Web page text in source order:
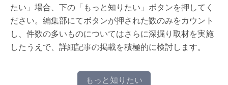
たい」場合、下の「もっと知りたい」ボタンを押してく
ださい。編集部にてボタンが押された数のみをカウント
し、件数の多いものについてはさらに深掘り取材を実施
したうえで、詳細記事の掲載を積極的に検討します。
もっと知りたい